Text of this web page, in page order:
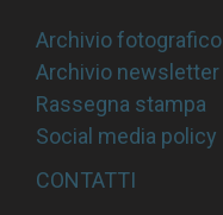
Archivio fotografico
Archivio newsletter
Rassegna stampa
Social media policy
CONTATTI